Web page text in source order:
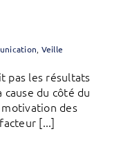
Veille
pas les résultats
du côté du
des
[...]